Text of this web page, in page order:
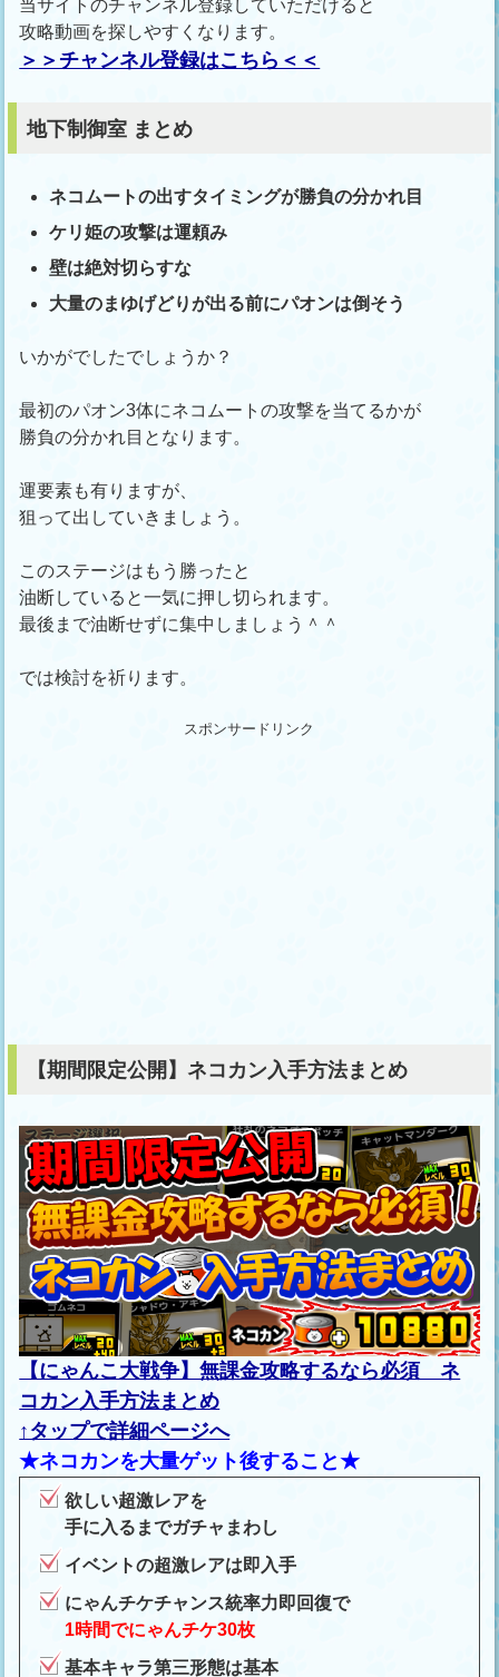
当サイトのチャンネル登録していただけると
攻略動画を探しやすくなります。
＞＞チャンネル登録はこちら＜＜
地下制御室 まとめ
ネコムートの出すタイミングが勝負の分かれ目
ケリ姫の攻撃は運頼み
壁は絶対切らすな
大量のまゆげどりが出る前にパオンは倒そう
いかがでしたでしょうか？
最初のパオン3体にネコムートの攻撃を当てるかが
勝負の分かれ目となります。
運要素も有りますが、
狙って出していきましょう。
このステージはもう勝ったと
油断していると一気に押し切られます。
最後まで油断せずに集中しましょう＾＾
では検討を祈ります。
スポンサードリンク
【期間限定公開】ネコカン入手方法まとめ
【にゃんこ大戦争】無課金攻略するなら必須 ネ
コカン入手方法まとめ
↑タップで詳細ページへ
★ネコカンを大量ゲット後すること★
欲しい超激レアを
手に入るまでガチャまわし
イベントの超激レアは即入手
にゃんチケチャンス統率力即回復で
1時間でにゃんチケ30枚
基本キャラ第三形態は基本